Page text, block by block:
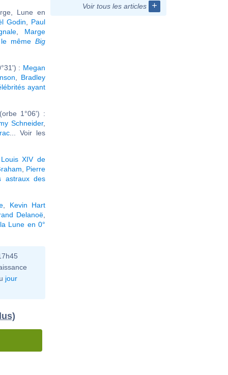
Lune en
Godin
Paul
, Marge
même Big
: Megan
Bradley
ayant
1°06') :
Schneider,
... Voir les
Louis XIV de
Pierre
astraux des
Kevin Hart
Delanoë
Lune en 0°
jour
Voir tous les articles
+